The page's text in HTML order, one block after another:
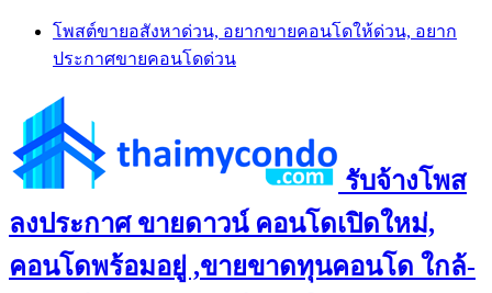
Skip
content
โพสต์ขายอสังหาด่วน, อยากขายคอนโดให้ด่วน, อยาก
ประกาศขายคอนโดด่วน
รับจ้างโพส
ลงประกาศ ขายดาวน์ คอนโดเปิดใหม่,
คอนโดพร้อมอยู่ ,ขายขาดทุนคอนโด ใกล้-